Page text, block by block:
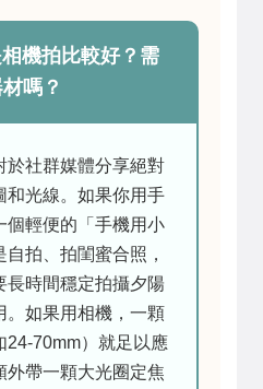
機拍比較好？需
嗎？
於社群媒體分享絕對
和光線。如果你用手
個輕便的「手機用小
拍、拍閨蜜合照，
長時間穩定拍攝夕陽
。如果用相機，一顆
24-70mm）就足以應
外帶一顆大光圈定焦